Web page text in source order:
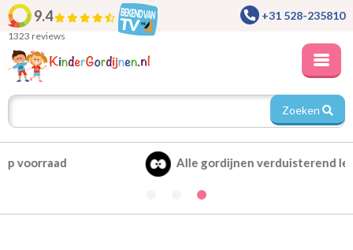
9.4
1323 reviews
+31 528-235810
Zoeken
Alle gordijnen verduisterend leverbaar